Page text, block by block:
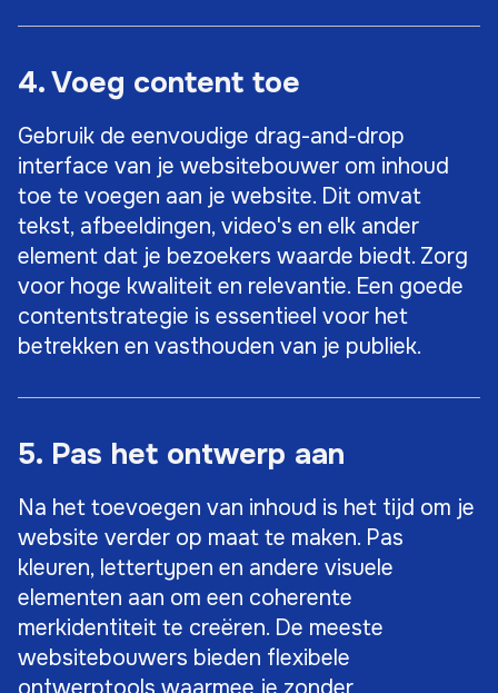
4. Voeg content toe
Gebruik de eenvoudige drag-and-drop
interface van je websitebouwer om inhoud
toe te voegen aan je website. Dit omvat
tekst, afbeeldingen, video's en elk ander
element dat je bezoekers waarde biedt. Zorg
voor hoge kwaliteit en relevantie. Een goede
contentstrategie is essentieel voor het
betrekken en vasthouden van je publiek.
5. Pas het ontwerp aan
Na het toevoegen van inhoud is het tijd om je
website verder op maat te maken. Pas
kleuren, lettertypen en andere visuele
elementen aan om een coherente
merkidentiteit te creëren. De meeste
websitebouwers bieden flexibele